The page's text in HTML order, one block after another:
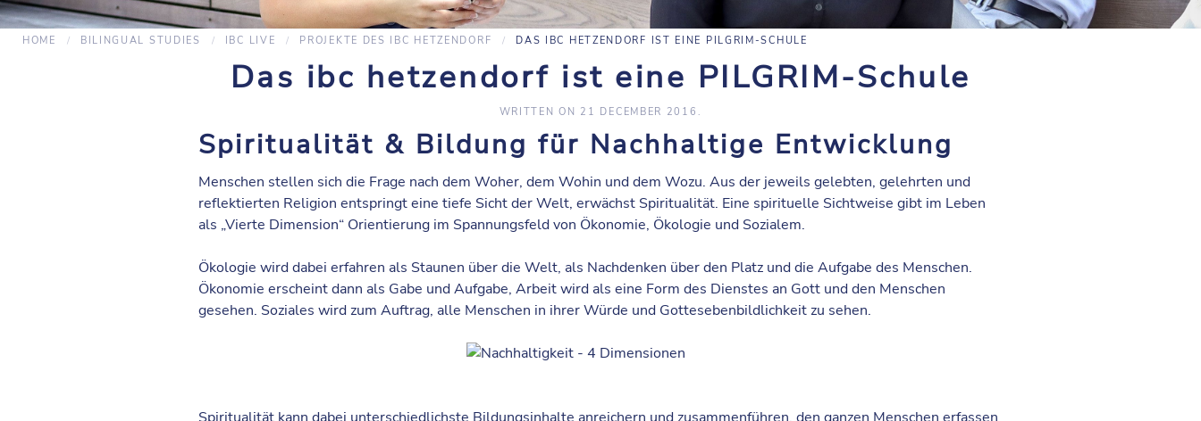
HOME BILINGUAL STUDIES IBC LIVE PROJEKTE DES IBC HETZENDORF DAS IBC HETZENDORF IST EINE PILGRIM-SCHULE
Das ibc hetzendorf ist eine PILGRIM-Schule
WRITTEN ON 21 DECEMBER 2016 .
Spiritualität & Bildung für Nachhaltige Entwicklung
Menschen stellen sich die Frage nach dem Woher, dem Wohin und dem Wozu. Aus der jeweils gelebten, gelehrten und
reflektierten Religion entspringt eine tiefe Sicht der Welt, erwächst Spiritualität. Eine spirituelle Sichtweise gibt im Leben
als „Vierte Dimension“ Orientierung im Spannungsfeld von Ökonomie, Ökologie und Sozialem.
Ökologie wird dabei erfahren als Staunen über die Welt, als Nachdenken über den Platz und die Aufgabe des Menschen.
Ökonomie erscheint dann als Gabe und Aufgabe, Arbeit wird als eine Form des Dienstes an Gott und den Menschen
gesehen. Soziales wird zum Auftrag, alle Menschen in ihrer Würde und Gottesebenbildlichkeit zu sehen.